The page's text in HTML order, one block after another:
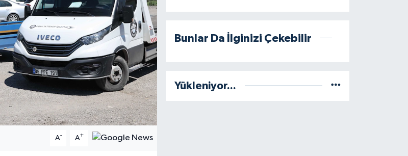
A- A+
Bunlar Da İlginizi Çekebilir
Yükleniyor...